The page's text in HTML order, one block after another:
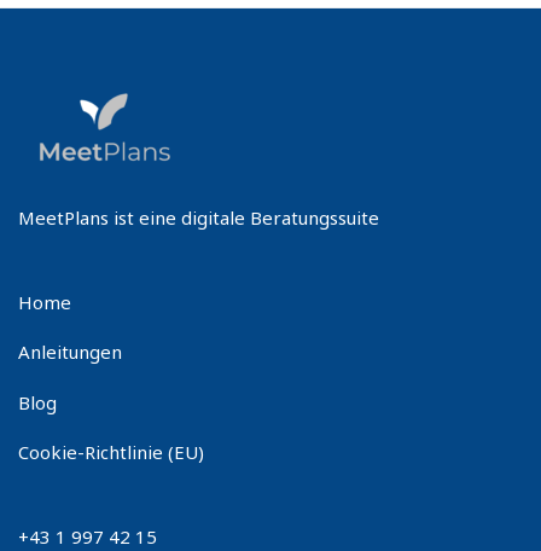
MeetPlans ist eine digitale Beratungssuite
Home
Anleitungen
Blog
Cookie-Richtlinie (EU)
+43 1 997 42 15